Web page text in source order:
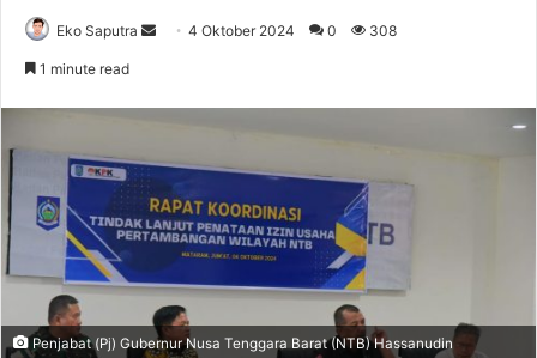
Eko Saputra
Send4 Oktober 2024 0 308
1 minute read
Penjabat (Pj) Gubernur Nusa Tenggara Barat (NTB) Hassanudin